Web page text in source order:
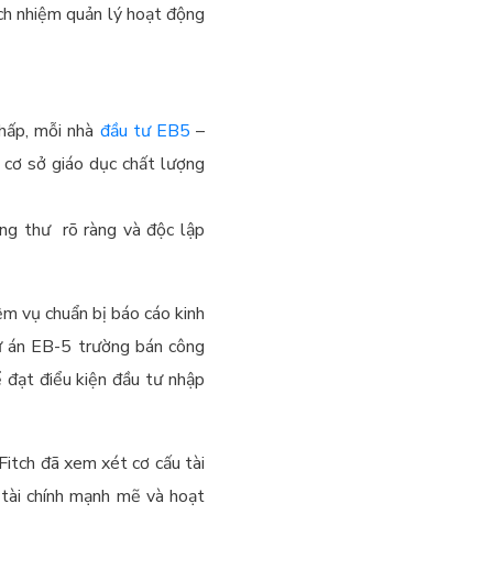
nhiệm quản lý hoạt động
mỗi nhà đầu tư EB5 –
sở giáo dục chất lượng
thư rõ ràng và độc lập
vụ chuẩn bị báo cáo kinh
EB-5 trường bán công
điểu kiện đầu tư nhập
đã xem xét cơ cấu tài
chính mạnh mẽ và hoạt